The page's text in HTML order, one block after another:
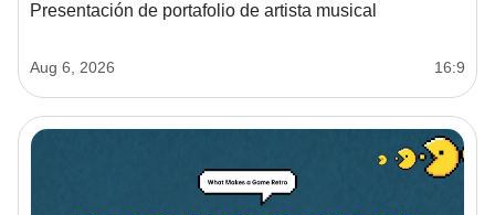
Presentación de portafolio de artista musical
Aug 6, 2026 16:9